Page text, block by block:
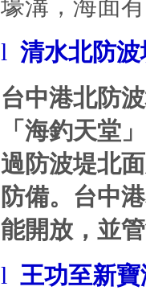
壕溝，海面
l 清水北防
台中港北防
「海釣天堂
過防波堤北
防備。台中
能開放，並
l 王功至新